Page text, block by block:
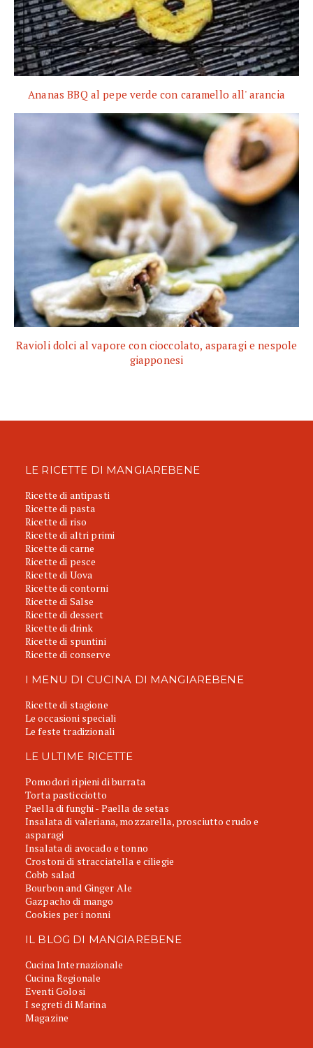
Ananas BBQ al pepe verde con caramello all' arancia
Ravioli dolci al vapore con cioccolato, asparagi e nespole
giapponesi
LE RICETTE DI MANGIAREBENE
Ricette di antipasti
Ricette di pasta
Ricette di riso
Ricette di altri primi
Ricette di carne
Ricette di pesce
Ricette di Uova
Ricette di contorni
Ricette di Salse
Ricette di dessert
Ricette di drink
Ricette di spuntini
Ricette di conserve
I MENU DI CUCINA DI MANGIAREBENE
Ricette di stagione
Le occasioni speciali
Le feste tradizionali
LE ULTIME RICETTE
Pomodori ripieni di burrata
Torta pasticciotto
Paella di funghi - Paella de setas
Insalata di valeriana, mozzarella, prosciutto crudo e
asparagi
Insalata di avocado e tonno
Crostoni di stracciatella e ciliegie
Cobb salad
Bourbon and Ginger Ale
Gazpacho di mango
Cookies per i nonni
IL BLOG DI MANGIAREBENE
Cucina Internazionale
Cucina Regionale
Eventi Golosi
I segreti di Marina
Magazine